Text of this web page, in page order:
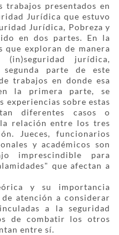
trabajos presentados en
Jurídica que estuvo
Jurídica, Pobreza y
en dos partes. En la
que exploran de manera
jurídica,
parte de este
trabajos en donde esa
la primera parte, se
experiencias sobre estas
diferentes casos o
relación entre los tres
Jueces, funcionarios
y académicos son
imprescindible para
que afectan a
y su importancia
atención a considerar
a la seguridad
de combatir los otros
entre sí.